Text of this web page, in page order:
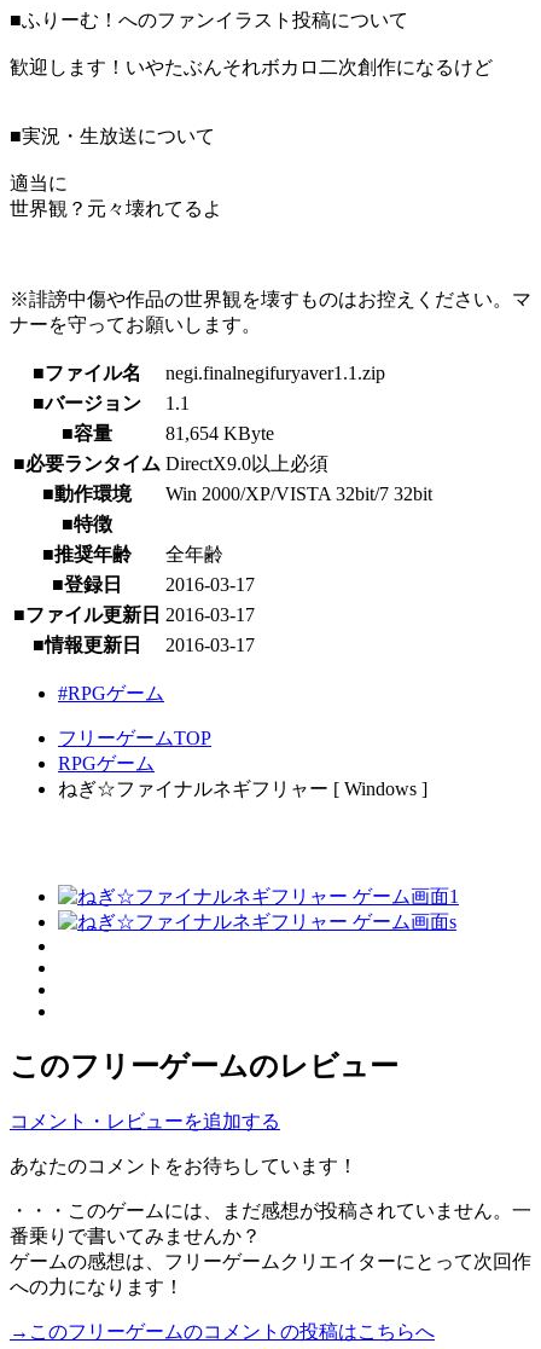
■ふりーむ！へのファンイラスト投稿について
歓迎します！いやたぶんそれボカロ二次創作になるけど
■実況・生放送について
適当に
世界観？元々壊れてるよ
※誹謗中傷や作品の世界観を壊すものはお控えください。マ
ナーを守ってお願いします。
■ファイル名
negi.finalnegifuryaver1.1.zip
■バージョン
1.1
■容量
81,654 KByte
■必要ランタイム DirectX9.0以上必須
■動作環境
Win 2000/XP/VISTA 32bit/7 32bit
■特徴
■推奨年齢
全年齢
■登録日
2016-03-17
■ファイル更新日 2016-03-17
■情報更新日
2016-03-17
#RPGゲーム
フリーゲームTOP
RPGゲーム
ねぎ☆ファイナルネギフリャー [ Windows ]
このフリーゲームのレビュー
コメント・レビューを追加する
あなたのコメントをお待ちしています！
・・・このゲームには、まだ感想が投稿されていません。一
番乗りで書いてみませんか？
ゲームの感想は、フリーゲームクリエイターにとって次回作
への力になります！
→このフリーゲームのコメントの投稿はこちらへ